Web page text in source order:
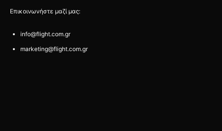
Επικοινωνήστε μαζί μας:
info@flight.com.gr
marketing@flight.com.gr